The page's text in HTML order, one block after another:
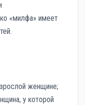
«милфа» имеет
женщине;
у которой